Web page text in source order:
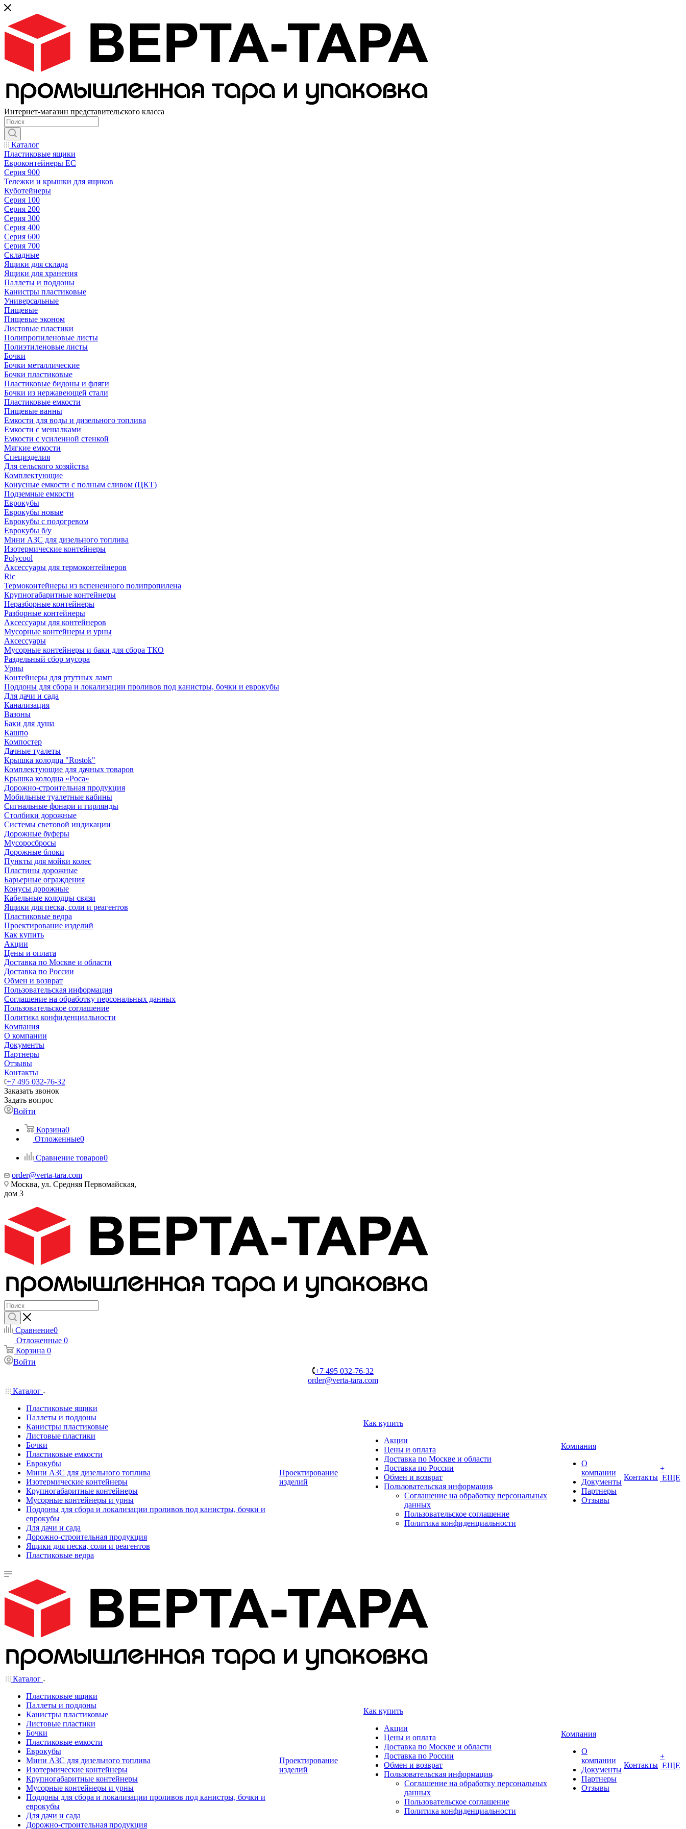
Интернет-магазин представительского класса
Каталог
Пластиковые ящики
Евроконтейнеры ЕС
Серия 900
Тележки и крышки для ящиков
Куботейнеры
Серия 100
Серия 200
Серия 300
Серия 400
Серия 600
Серия 700
Складные
Ящики для склада
Ящики для хранения
Паллеты и поддоны
Канистры пластиковые
Универсальные
Пищевые
Пищевые эконом
Листовые пластики
Полипропиленовые листы
Полиэтиленовые листы
Бочки
Бочки металлические
Бочки пластиковые
Пластиковые бидоны и фляги
Бочки из нержавеющей стали
Пластиковые емкости
Пищевые ванны
Емкости для воды и дизельного топлива
Емкости с мешалками
Емкости с усиленной стенкой
Мягкие емкости
Специзделия
Для сельского хозяйства
Комплектующие
Конусные емкости с полным сливом (ЦКТ)
Подземные емкости
Еврокубы
Еврокубы новые
Еврокубы с подогревом
Еврокубы б/у
Мини АЗС для дизельного топлива
Изотермические контейнеры
Polycool
Аксессуары для термоконтейнеров
Ric
Термоконтейнеры из вспененного полипропилена
Крупногабаритные контейнеры
Неразборные контейнеры
Разборные контейнеры
Аксессуары для контейнеров
Мусорные контейнеры и урны
Аксессуары
Мусорные контейнеры и баки для сбора ТКО
Раздельный сбор мусора
Урны
Контейнеры для ртутных ламп
Поддоны для сбора и локализации проливов под канистры, бочки и еврокубы
Для дачи и сада
Канализация
Вазоны
Баки для душа
Кашпо
Компостер
Дачные туалеты
Крышка колодца "Rostok"
Комплектующие для дачных товаров
Крышка колодца «Роса»
Дорожно-строительная продукция
Мобильные туалетные кабины
Сигнальные фонари и гирлянды
Столбики дорожные
Системы световой индикации
Дорожные буферы
Мусоросбросы
Дорожные блоки
Пункты для мойки колес
Пластины дорожные
Барьерные ограждения
Конусы дорожные
Кабельные колодцы связи
Ящики для песка, соли и реагентов
Пластиковые ведра
Проектирование изделий
Как купить
Акции
Цены и оплата
Доставка по Москве и области
Доставка по России
Обмен и возврат
Пользовательская информация
Соглашение на обработку персональных данных
Пользовательское соглашение
Политика конфиденциальности
Компания
О компании
Документы
Партнеры
Отзывы
Контакты
+7 495 032-76-32
Заказать звонок
Задать вопрос
Войти
Корзина0
Отложенные0
Сравнение товаров0
order@verta-tara.com
Москва, ул. Средняя Первомайская,
дом 3
Сравнение0
Отложенные 0
Корзина 0
Войти
+7 495 032-76-32
order@verta-tara.com
Каталог
Пластиковые ящики
Паллеты и поддоны
Канистры пластиковые
Листовые пластики
Бочки
Пластиковые емкости
Еврокубы
Мини АЗС для дизельного топлива
Изотермические контейнеры
Крупногабаритные контейнеры
Мусорные контейнеры и урны
Поддоны для сбора и локализации проливов под канистры, бочки и
еврокубы
Для дачи и сада
Дорожно-строительная продукция
Ящики для песка, соли и реагентов
Пластиковые ведра
Проектирование
изделий
Как купить
Акции
Цены и оплата
Доставка по Москве и области
Доставка по России
Обмен и возврат
Пользовательская информация
Соглашение на обработку персональных
данных
Пользовательское соглашение
Политика конфиденциальности
Компания
О
компании
Документы
Партнеры
Отзывы
Контакты
+
ЕЩЕ
Каталог
Пластиковые ящики
Паллеты и поддоны
Канистры пластиковые
Листовые пластики
Бочки
Пластиковые емкости
Еврокубы
Мини АЗС для дизельного топлива
Изотермические контейнеры
Крупногабаритные контейнеры
Мусорные контейнеры и урны
Поддоны для сбора и локализации проливов под канистры, бочки и
еврокубы
Для дачи и сада
Дорожно-строительная продукция
Проектирование
изделий
Как купить
Акции
Цены и оплата
Доставка по Москве и области
Доставка по России
Обмен и возврат
Пользовательская информация
Соглашение на обработку персональных
данных
Пользовательское соглашение
Политика конфиденциальности
Компания
О
компании
Документы
Партнеры
Отзывы
Контакты
+
ЕЩЕ